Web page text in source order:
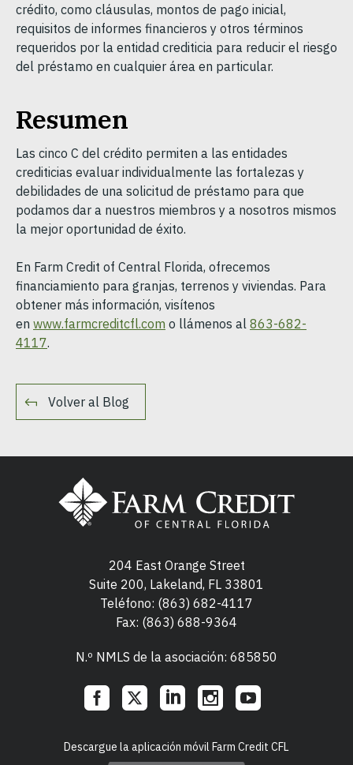
crédito, como cláusulas, montos de pago inicial,
requisitos de informes financieros y otros términos
requeridos por la entidad crediticia para reducir el riesgo
del préstamo en cualquier área en particular.
Resumen
Las cinco C del crédito permiten a las entidades
crediticias evaluar individualmente las fortalezas y
debilidades de una solicitud de préstamo para que
podamos dar a nuestros miembros y a nosotros mismos
la mejor oportunidad de éxito.
En Farm Credit of Central Florida, ofrecemos
financiamiento para granjas, terrenos y viviendas. Para
obtener más información, visítenos
en www.farmcreditcfl.com o llámenos al 863-682-
4117.
Volver al Blog
204 East Orange Street
Suite 200, Lakeland, FL 33801
Teléfono: (863) 682-4117
Fax: (863) 688-9364
N.º NMLS de la asociación: 685850
Descargue la aplicación móvil Farm Credit CFL